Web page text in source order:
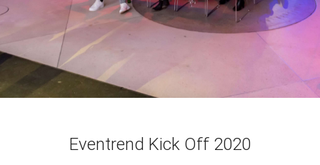
Eventrend Kick Off 2020